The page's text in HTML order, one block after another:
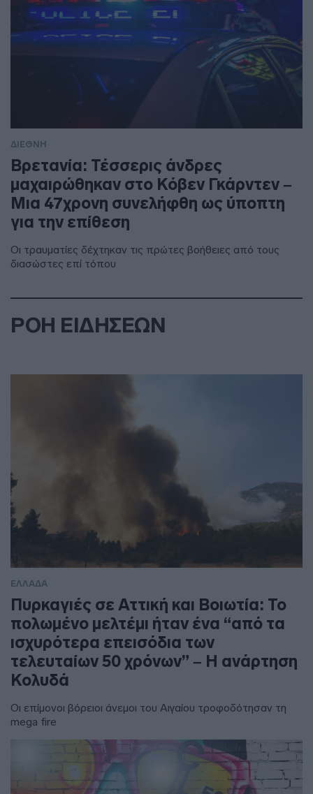
ΔΙΕΘΝΗ
Βρετανία: Τέσσερις άνδρες
μαχαιρώθηκαν στο Κόβεν Γκάρντεν –
Μια 47χρονη συνελήφθη ως ύποπτη
για την επίθεση
Οι τραυματίες δέχτηκαν τις πρώτες βοήθειες από τους
διασώστες επί τόπου
ΡΟΗ ΕΙΔΗΣΕΩΝ
ΕΛΛΑΔΑ
Πυρκαγιές σε Αττική και Βοιωτία: Το
πολωμένο μελτέμι ήταν ένα “από τα
ισχυρότερα επεισόδια των
τελευταίων 50 χρόνων” – Η ανάρτηση
Κολυδά
Οι επίμονοι βόρειοι άνεμοι του Αιγαίου τροφοδότησαν τη
mega fire